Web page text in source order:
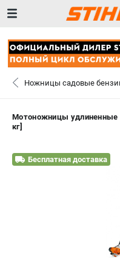
ЗАКАЗАТЬ ЗАПЧАСТЬ
0 ₽
Ножницы садовые
Мотоножницы удлиненные
кг]
Бесплатная доставка